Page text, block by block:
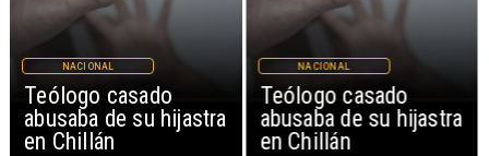
Teólogo casado
abusaba de su hijastra
en Chillán
NACIONAL
Teólogo casado
abusaba de su hijastra
en Chillán
NACIONAL